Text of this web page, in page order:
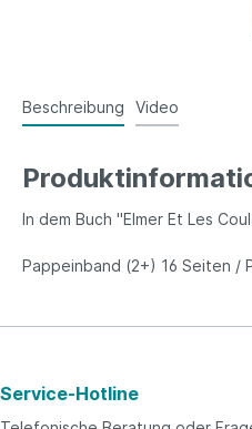
Beschreibung Video
In dem Buch "Elmer Et Les
Pappeinband (2+) 16 Seiten /
Service-Hotline